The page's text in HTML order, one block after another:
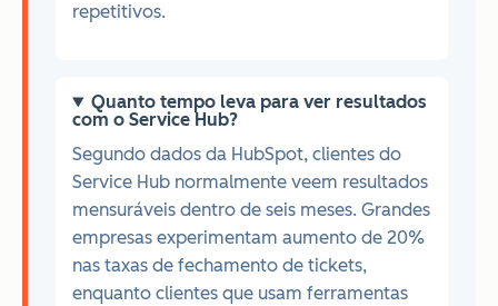
repetitivos.
Quanto tempo leva para ver resultados
com o Service Hub?
Segundo dados da HubSpot, clientes do
Service Hub normalmente veem resultados
mensuráveis dentro de seis meses. Grandes
empresas experimentam aumento de 20%
nas taxas de fechamento de tickets,
enquanto clientes que usam ferramentas